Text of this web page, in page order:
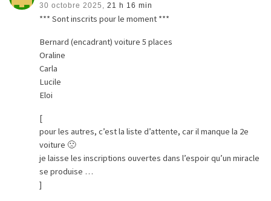
30 octobre 2025, 21 h 16 min
*** Sont inscrits pour le moment ***
Bernard (encadrant) voiture 5 places
Oraline
Carla
Lucile
Eloi
[
pour les autres, c’est la liste d’attente, car il manque la 2e
voiture 🙁
je laisse les inscriptions ouvertes dans l’espoir qu’un miracle
se produise …
]